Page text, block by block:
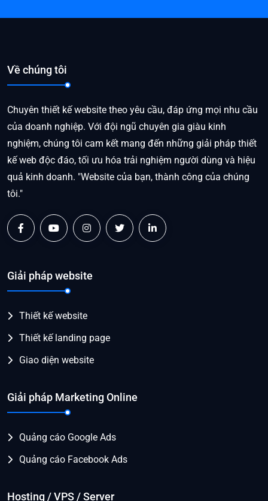
Về chúng tôi
Chuyên thiết kế website theo yêu cầu, đáp ứng mọi nhu cầu
của doanh nghiệp. Với đội ngũ chuyên gia giàu kinh
nghiệm, chúng tôi cam kết mang đến những giải pháp thiết
kế web độc đáo, tối ưu hóa trải nghiệm người dùng và hiệu
quả kinh doanh. "Website của bạn, thành công của chúng
tôi."
Giải pháp website
Thiết kế website
Thiết kế landing page
Giao diện website
Giải pháp Marketing Online
Quảng cáo Google Ads
Quảng cáo Facebook Ads
Hosting / VPS / Server